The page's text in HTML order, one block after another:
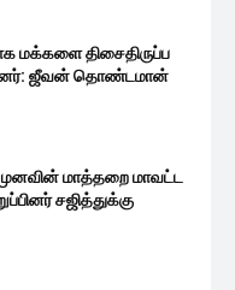
மக்களை திசைதிருப்ப
ஜீவன் தொண்டமான்
மாத்தறை மாவட்ட
சஜித்துக்கு